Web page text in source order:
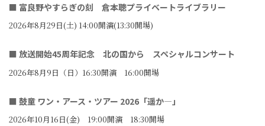
■ 富良野やすらぎの刻 倉本聰プライベートライブラリー
2026年8月29日(土) 14:00開演(13:30開場)
■ 放送開始45周年記念 北の国から スペシャルコンサート
2026年8月9日（日）16:30開演 16:00開場
■ 鼓童 ワン・アース・ツアー 2026「遥か―」
2026年10月16日(金) 19:00開演 18:30開場